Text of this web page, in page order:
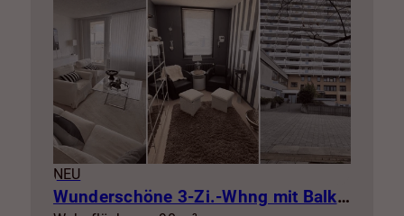
NEU
Wunderschöne 3-Zi.-Whng mit Balkon zur Miete! SZ-Lebenstedt